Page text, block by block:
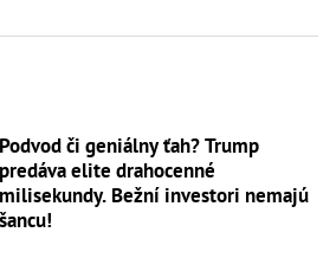
Podvod či geniálny ťah? Trump
predáva elite drahocenné
milisekundy. Bežní investori nemajú
šancu!